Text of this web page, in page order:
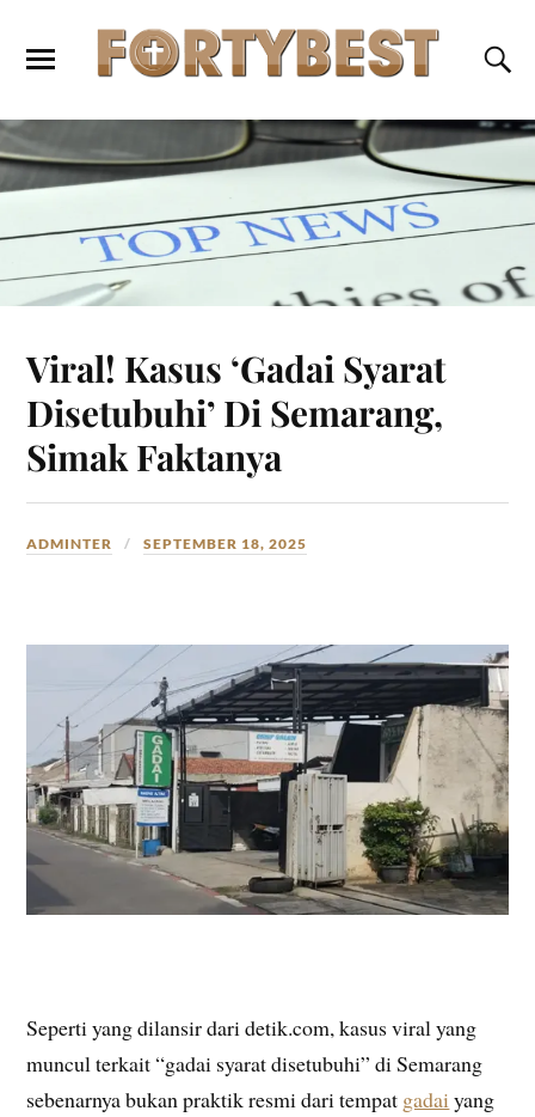
Viral! Kasus ‘Gadai Syarat
Disetubuhi’ Di Semarang,
Simak Faktanya
ADMINTER SEPTEMBER 18, 2025
Seperti yang dilansir dari detik.com, kasus viral yang
muncul terkait “gadai syarat disetubuhi” di Semarang
sebenarnya bukan praktik resmi dari tempat gadaiyang